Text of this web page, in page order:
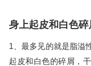
身上起皮和白色
1、最多见的就是脂溢
起皮和白色的碎屑，